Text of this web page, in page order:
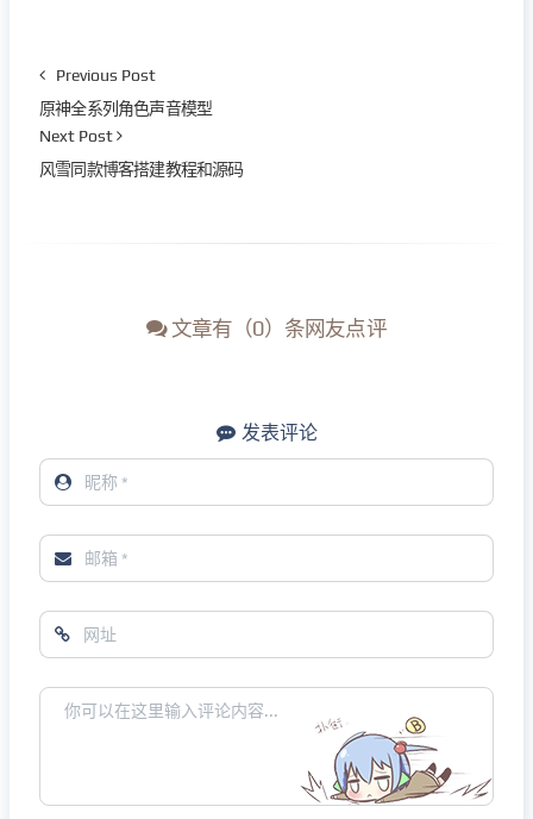
Previous Post
原神全系列角色声音模型
Next Post
风雪同款博客搭建教程和源码
文章有（0）条网友点评
发表评论